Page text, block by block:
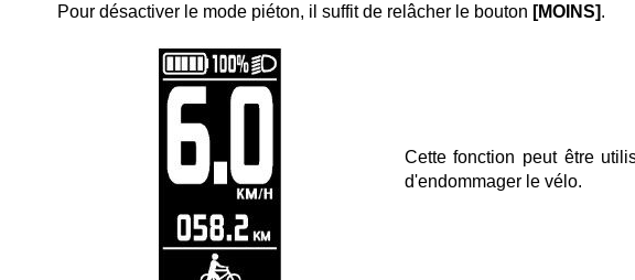
Pour désactiver le mode piéton, il suffit de relâcher le bouton [MOINS].
Cette fonction peut être
d'endommager le vélo.